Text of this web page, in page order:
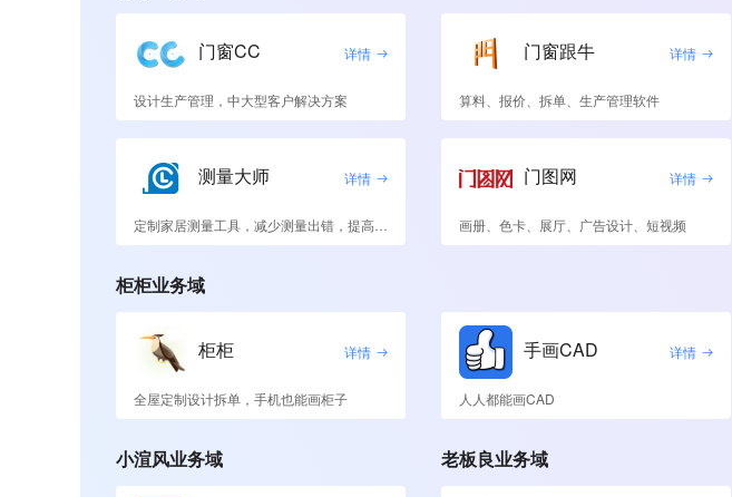
门窗CC 详情
设计生产管理，中大型客户解决方案
门窗跟牛 详情
算料、报价、拆单、生产管理软件
测量大师 详情 门图网 详情
画册、色卡、展厅、广告设计、短视频
柜柜业务域
柜柜 详情
全屋定制设计拆单，手机也能画柜子
手画CAD 详情
人人都能画CAD
小渲风业务域 老板良业务域